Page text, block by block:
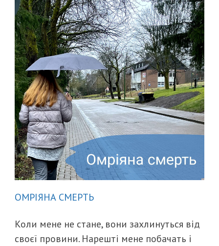
ОМРІЯНА СМЕРТЬ
Коли мене не стане, вони захлинуться від
своєї провини. Нарешті мене побачать і